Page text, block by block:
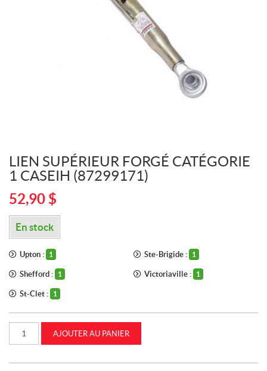
LIEN SUPÉRIEUR FORGÉ CATÉGORIE
1 CASEIH (87299171)
52,90 $
En stock
Upton : 1 Ste-Brigide : 1
Shefford : 1 Victoriaville : 1
St-Clet : 1
Lien
forgé
AJOUTER AU PANIER